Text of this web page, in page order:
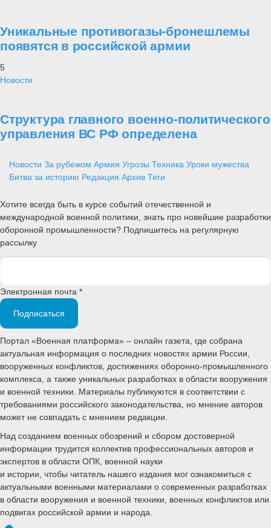
Уникальные противогазы-бронешлемы
появятся в российской армии
5
Новости
Структура главного военно-политического
управления ВС РФ определена
Новости За рубежом Армия Угрозы Техника Уроки мужества
Битва за историю Редакция Архив Теги
Хотите всегда быть в курсе событий отечественной и
международной военной политики, знать про новейшие разработки
оборонной промышленности? Подпишитесь на регулярную
рассылку
Электронная почта *
Подписаться
Портал «Военная платформа» – онлайн газета, где собрана
актуальная информация о последних новостях армии России,
вооруженных конфликтов, достижениях оборонно-промышленного
комплекса, а также уникальных разработках в области вооружения
и военной техники. Материалы публикуются в соответствии с
требованиями российского законодательства, но мнение авторов
может не совпадать с мнением редакции.
Над созданием военных обозрений и сбором достоверной
информации трудится коллектив профессиональных авторов и
экспертов в области ОПК, военной науки
и истории, чтобы читатель нашего издания мог ознакомиться с
актуальными военными материалами о современных разработках
в области вооружения и военной техники, военных конфликтов или
подвигах российской армии и народа.